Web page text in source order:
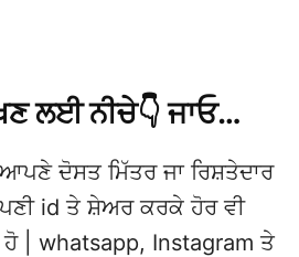
ਲਈ ਨੀਚੇ👇 ਜਾਓ…
ਦੋਸਤ ਮਿੱਤਰ ਜਾ ਰਿਸ਼ਤੇਦਾਰ
id ਤੇ ਸ਼ੇਅਰ ਕਰਕੇ ਹੋਰ ਵੀ
| whatsapp, Instagram ਤੇ